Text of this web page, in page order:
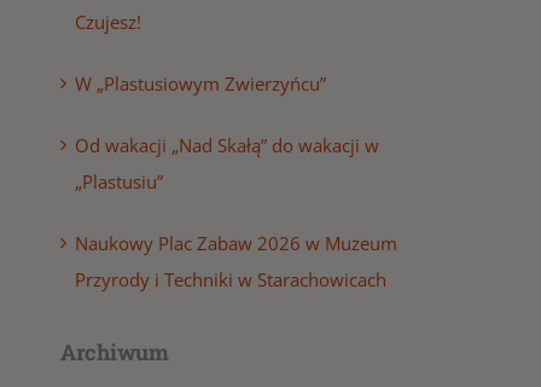
Czujesz!
W „Plastusiowym Zwierzyńcu”
Od wakacji „Nad Skałą” do wakacji w
„Plastusiu”
Naukowy Plac Zabaw 2026 w Muzeum
Przyrody i Techniki w Starachowicach
Archiwum